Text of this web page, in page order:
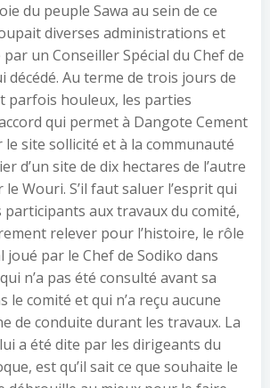
du peuple Sawa au sein de ce
diverses administrations et
un Conseiller Spécial du Chef de
décédé. Au terme de trois jours de
parfois houleux, les parties
qui permet à Dangote Cement
le site sollicité et à la communauté
d’un site de dix hectares de l’autre
Wouri. S’il faut saluer l’esprit qui
participants aux travaux du comité,
relever pour l’histoire, le rôle
joué par le Chef de Sodiko dans
n’a pas été consulté avant sa
le comité et qui n’a reçu aucune
de conduite durant les travaux. La
a été dite par les dirigeants du
est qu’il sait ce que souhaite le